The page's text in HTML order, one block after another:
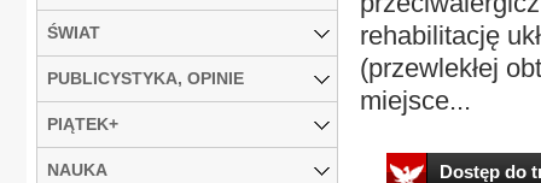
rehabilitację
(przewlekłej
miejsce...
Dostęp do
ŚWIAT
PUBLICYSTYKA, OPINIE
PIĄTEK+
NAUKA